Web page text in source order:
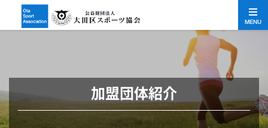
MENU
加盟団体紹介